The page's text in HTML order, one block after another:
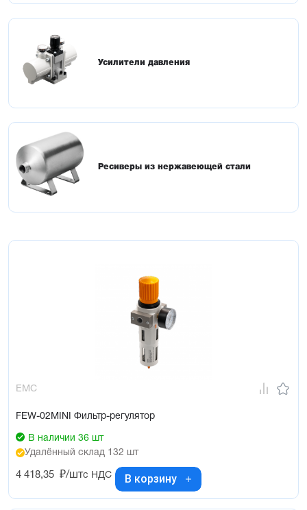
Усилители давления
Ресиверы из нержавеющей стали
EMC
FEW-02MINI Фильтр-регулятор
В наличии 36 шт
Удалённый склад 132 шт
4 418,35 ₽/штс НДС В корзину